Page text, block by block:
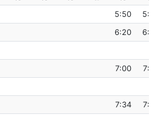
5:50
6:20
7:00
7:34 7:37